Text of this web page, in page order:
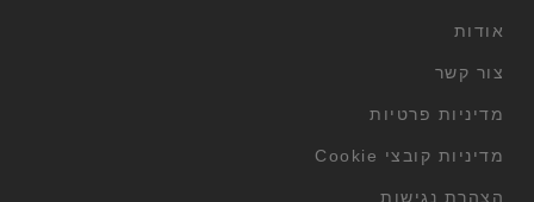
אודות
צור קשר
מדיניות פרטיות
מדיניות קובצי Cookie
הצהרת נגישות